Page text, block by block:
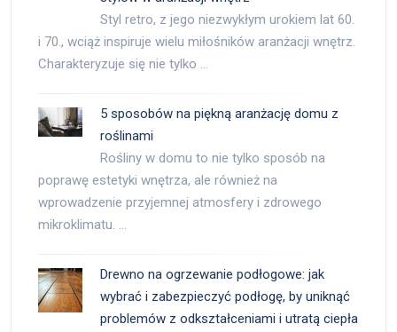
Styl retro, z jego niezwykłym urokiem lat 60.
i 70., wciąż inspiruje wielu miłośników aranżacji wnętrz.
Charakteryzuje się nie tylko …
5 sposobów na piękną aranżację domu z
roślinami
Rośliny w domu to nie tylko sposób na
poprawę estetyki wnętrza, ale również na
wprowadzenie przyjemnej atmosfery i zdrowego
mikroklimatu. …
Drewno na ogrzewanie podłogowe: jak
wybrać i zabezpieczyć podłogę, by uniknąć
problemów z odkształceniami i utratą ciepła